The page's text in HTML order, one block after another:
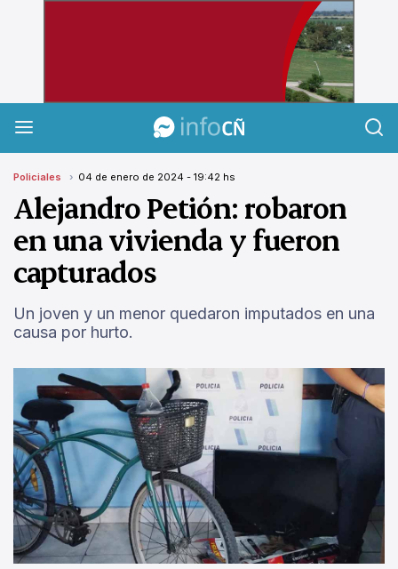
Policiales 04 de enero de 2024 - 19:42 hs
Alejandro Petión: robaron
en una vivienda y fueron
capturados
Un joven y un menor quedaron imputados en una
causa por hurto.